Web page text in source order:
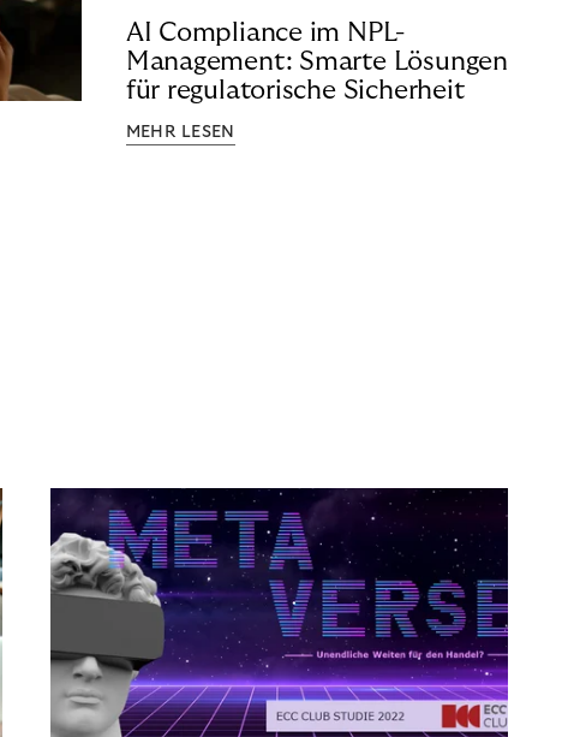
AI Compliance im NPL-
Management: Smarte Lösungen
für regulatorische Sicherheit
MEHR LESEN